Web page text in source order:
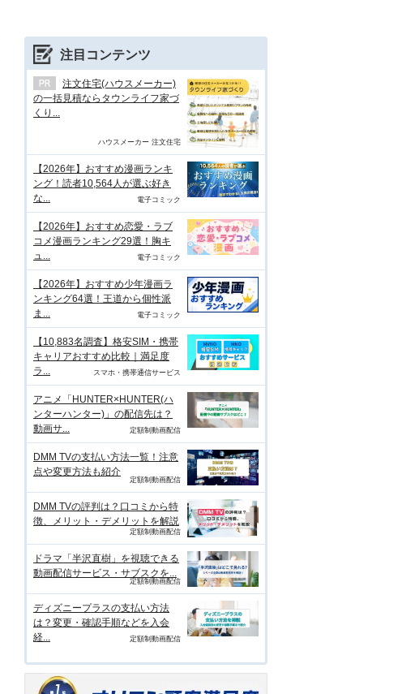
注目コンテンツ
注文住宅(ハウスメーカー)
の一括見積ならタウンライフ家づ
くり...
ハウスメーカー 注文住宅
【2026年】おすすめ漫画ランキ
ング！読者10,564人が選ぶ好き
な...
電子コミック
【2026年】おすすめ恋愛・ラブ
コメ漫画ランキング29選！胸キ
ュ...
電子コミック
【2026年】おすすめ少年漫画ラ
ンキング64選！王道から個性派
ま...
電子コミック
【10,883名調査】格安SIM・携帯
キャリアおすすめ比較｜満足度
ラ...
スマホ・携帯通信サービス
アニメ「HUNTER×HUNTER(ハ
ンターハンター)」の配信先は？
動画サ...
定額制動画配信
DMM TVの支払い方法一覧！注意
点や変更方法も紹介
定額制動画配信
DMM TVの評判は？口コミから特
徴、メリット・デメリットを解説
定額制動画配信
ドラマ「半沢直樹」を視聴できる
動画配信サービス・サブスクを...
定額制動画配信
ディズニープラスの支払い方法
は？変更・確認手順などを入会
経...
定額制動画配信